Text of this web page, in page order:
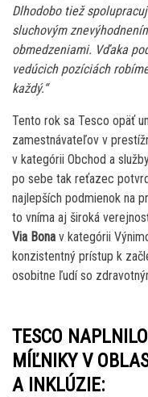
Dlhodobo tiež
sluchovým
obmedzeniami. Vďaka
vedúcich pozíciách
každý.“
Tento rok sa Tesco opäť
zamestnávateľov v
v kategórii Obchod a
po sebe tak reťazec
najlepších podmienok na
to vníma aj široká
Via Bona v kategórii
konzistentný prístup k
osobitne ľudí so
TESCO
MÍĽNIKY V
A INKLÚZIE: